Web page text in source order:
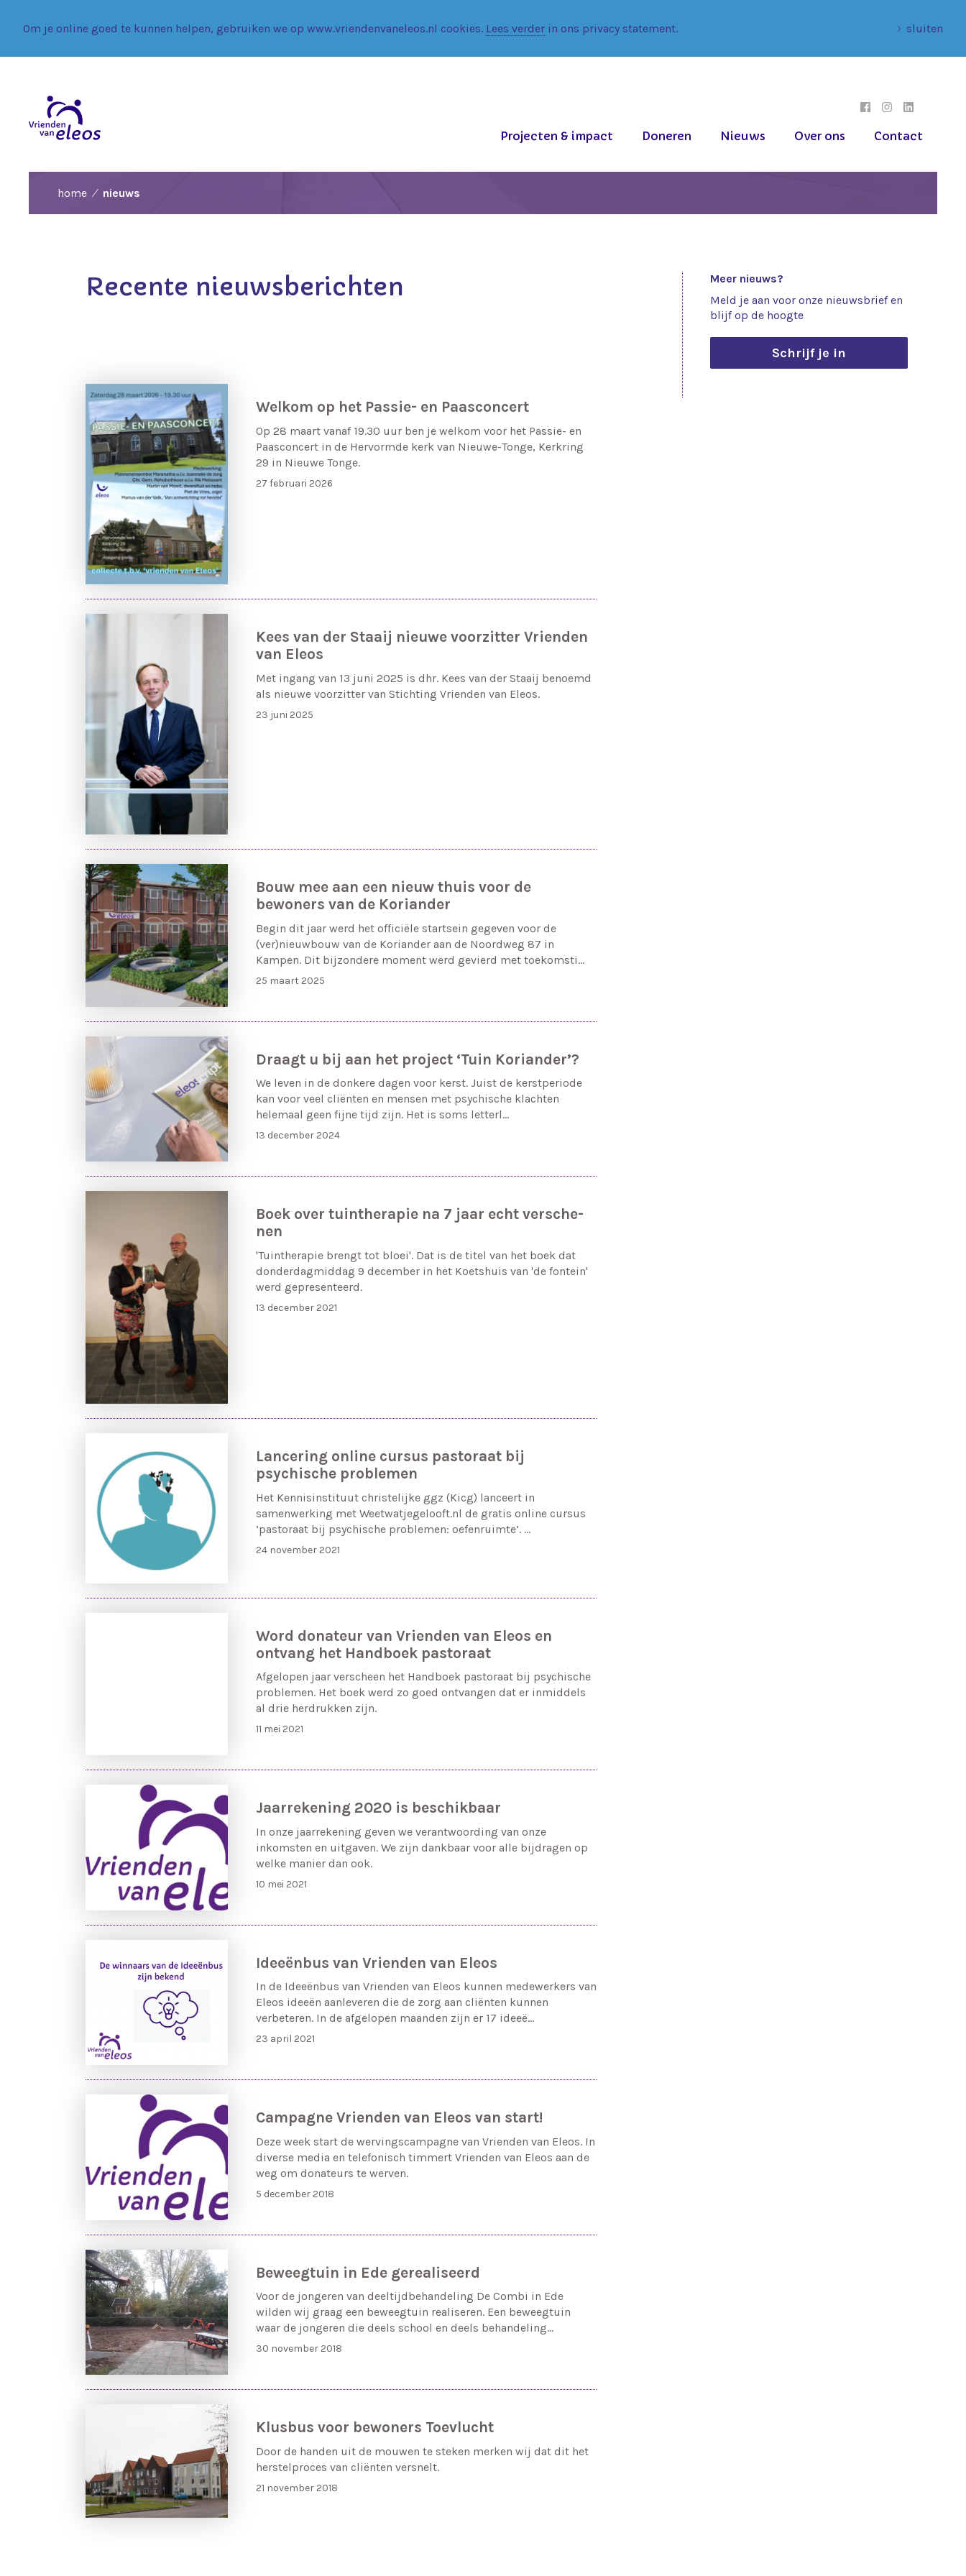
Om je online goed te kunnen helpen, gebruiken we op www.vriendenvaneleos.nl cookies. Lees verder in ons privacy statement. sluiten
Projecten & impact Doneren Nieuws Over ons Contact
home nieuws
Recente nieuwsberichten
Meer nieuws?
Meld je aan voor onze nieuwsbrief en
blijf op de hoogte
Schrijf je in
Welkom op het Passie- en Paasconcert
Op 28 maart vanaf 19.30 uur ben je welkom voor het Passie- en
Paasconcert in de Hervormde kerk van Nieuwe-Tonge, Kerkring
29 in Nieuwe Tonge.
27 februari 2026
Kees van der Staaij nieuwe voorzitter Vrienden
van Eleos
Met ingang van 13 juni 2025 is dhr. Kees van der Staaij benoemd
als nieuwe voorzitter van Stichting Vrienden van Eleos.
23 juni 2025
Bouw mee aan een nieuw thuis voor de
bewoners van de Koriander
Begin dit jaar werd het officiële startsein gegeven voor de
(ver)nieuwbouw van de Koriander aan de Noordweg 87 in
Kampen. Dit bijzondere moment werd gevierd met toekomsti…
25 maart 2025
Draagt u bij aan het project ‘Tuin Koriander’?
We leven in de donkere dagen voor kerst. Juist de kerstperiode
kan voor veel cliënten en mensen met psychische klachten
helemaal geen fijne tijd zijn. Het is soms letterl…
13 december 2024
Boek over tuin­the­ra­pie na 7 jaar echt ver­sche­
nen
'Tuin­the­ra­pie brengt tot bloei'. Dat is de ti­tel van het boek dat
don­der­dag­mid­dag 9 december in het Koets­huis van 'de fon­tein'
werd ge­pre­sen­teerd.
13 december 2021
Lancering online cursus pastoraat bij
psychische problemen
Het Kennisinstituut christelijke ggz (Kicg) lanceert in
samenwerking met Weetwatjegelooft.nl de gratis online cursus
‘pastoraat bij psychische problemen: oefenruimte’. …
24 november 2021
Word donateur van Vrienden van Eleos en
ontvang het Handboek pastoraat
Afgelopen jaar verscheen het Handboek pastoraat bij psychische
problemen. Het boek werd zo goed ontvangen dat er inmiddels
al drie herdrukken zijn.
11 mei 2021
Jaarrekening 2020 is beschikbaar
In onze jaarrekening geven we verantwoording van onze
inkomsten en uitgaven. We zijn dankbaar voor alle bijdragen op
welke manier dan ook.
10 mei 2021
Ideeënbus van Vrienden van Eleos
In de Ideeënbus van Vrienden van Eleos kunnen medewerkers van
Eleos ideeën aanleveren die de zorg aan cliënten kunnen
verbeteren. In de afgelopen maanden zijn er 17 ideeë…
23 april 2021
Campagne Vrienden van Eleos van start!
Deze week start de wervingscampagne van Vrienden van Eleos. In
diverse media en telefonisch timmert Vrienden van Eleos aan de
weg om donateurs te werven.
5 december 2018
Beweegtuin in Ede gerealiseerd
Voor de jongeren van deeltijdbehandeling De Combi in Ede
wilden wij graag een beweegtuin realiseren. Een beweegtuin
waar de jongeren die deels school en deels behandeling…
30 november 2018
Klusbus voor bewoners Toevlucht
Door de handen uit de mouwen te steken merken wij dat dit het
herstelproces van cliënten versnelt.
21 november 2018